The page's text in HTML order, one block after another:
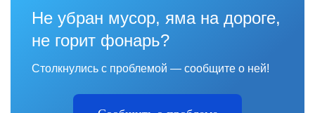
Не убран мусор, яма на дороге,
не горит фонарь?
Столкнулись с проблемой — сообщите о ней!